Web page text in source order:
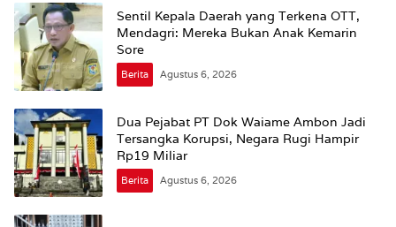
Sentil Kepala Daerah yang Terkena OTT,
Mendagri: Mereka Bukan Anak Kemarin
Sore
Berita Agustus 6, 2026
Dua Pejabat PT Dok Waiame Ambon Jadi
Tersangka Korupsi, Negara Rugi Hampir
Rp19 Miliar
Berita Agustus 6, 2026